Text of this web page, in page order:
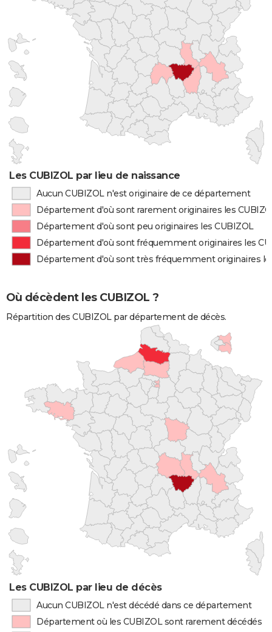
Les CUBIZOL par lieu de naissance
Aucun CUBIZOL n'est originaire de ce département
Département d'où sont rarement originaires les
Département d'où sont peu originaires les CUBIZOL
Département d'où sont fréquemment originaires les
Département d'où sont très fréquemment originaires
Où décèdent les CUBIZOL ?
Répartition des CUBIZOL par département de décès.
Les CUBIZOL par lieu de décès
Aucun CUBIZOL n'est décédé dans ce département
Département où les CUBIZOL sont rarement décédés